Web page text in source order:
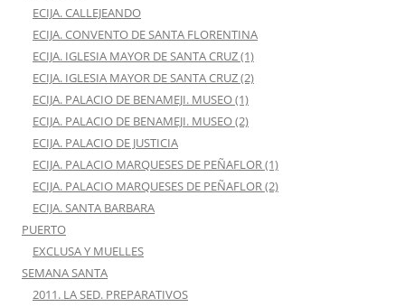
ECIJA. CALLEJEANDO
ECIJA. CONVENTO DE SANTA FLORENTINA
ECIJA. IGLESIA MAYOR DE SANTA CRUZ (1)
ECIJA. IGLESIA MAYOR DE SANTA CRUZ (2)
ECIJA. PALACIO DE BENAMEJI. MUSEO (1)
ECIJA. PALACIO DE BENAMEJI. MUSEO (2)
ECIJA. PALACIO DE JUSTICIA
ECIJA. PALACIO MARQUESES DE PEÑAFLOR (1)
ECIJA. PALACIO MARQUESES DE PEÑAFLOR (2)
ECIJA. SANTA BARBARA
PUERTO
EXCLUSA Y MUELLES
SEMANA SANTA
2011. LA SED. PREPARATIVOS